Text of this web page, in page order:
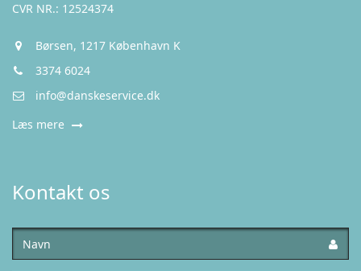
CVR NR.: 12524374
Børsen, 1217 København K
3374 6024
info@danskeservice.dk
Læs mere
Kontakt os
Navn